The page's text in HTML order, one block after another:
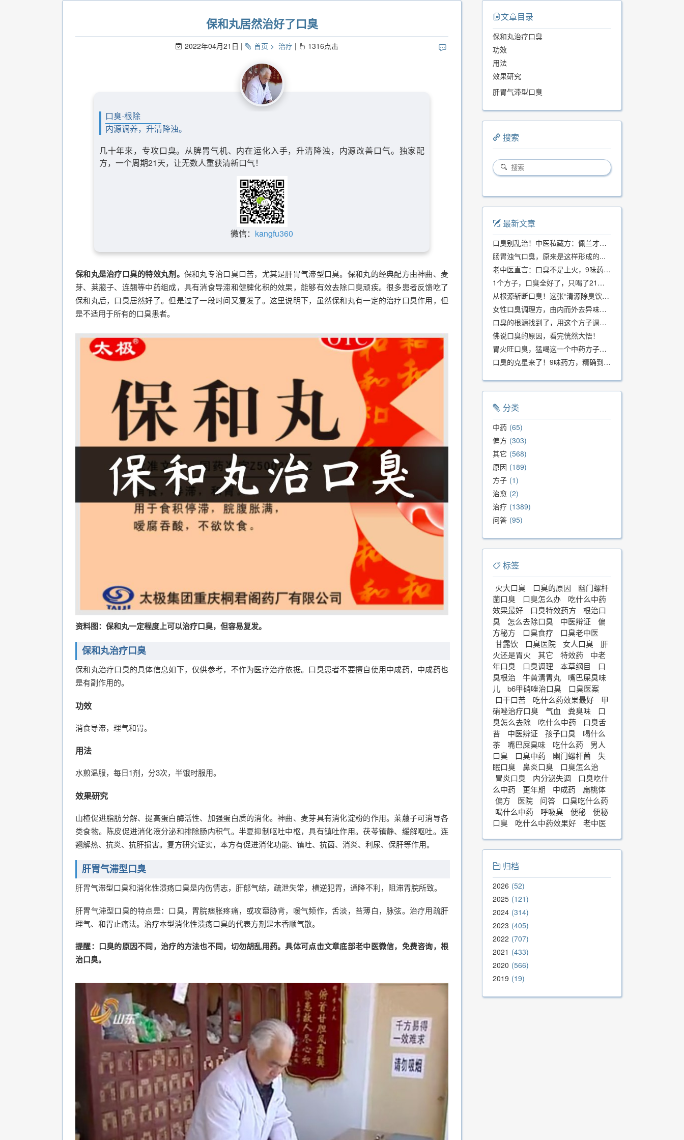
保和丸居然治好了口臭
2022年04月21日 首页 治疗 1316点击
口臭·根除
内源调养，升清降浊。
几十年来，专攻口臭。从脾胃气机、内在运化入手，升清降浊，内源改善口气。独家配
方，一个周期21天，让无数人重获清新口气！
微信： kangfu360
保和丸是治疗口臭的特效丸剂。 保和丸专治口臭口苦，尤其是肝胃气滞型口臭。保和丸的经典配方由神曲、麦
芽、莱菔子、连翘等中药组成，具有消食导滞和健脾化积的效果，能够有效去除口臭顽疾。很多患者反馈吃了
保和丸后，口臭居然好了。但是过了一段时间又复发了。这里说明下，虽然保和丸有一定的治疗口臭作用，但
是不适用于所有的口臭患者。
资料图：保和丸一定程度上可以治疗口臭，但容易复发。
保和丸治疗口臭
保和丸治疗口臭的具体信息如下，仅供参考，不作为医疗治疗依据。口臭患者不要擅自使用中成药，中成药也
是有副作用的。
功效
消食导滞，理气和胃。
用法
水煎温服，每日1剂，分3次，半饿时服用。
效果研究
山楂促进脂肪分解、提高蛋白酶活性、加强蛋白质的消化。神曲、麦芽具有消化淀粉的作用。莱菔子可消导各
类食物。陈皮促进消化液分泌和排除肠内积气。半夏抑制呕吐中枢，具有镇吐作用。茯苓镇静、缓解呕吐。连
翘解热、抗炎、抗肝损害。复方研究证实，本方有促进消化功能、镇吐、抗菌、消炎、利尿、保肝等作用。
肝胃气滞型口臭
肝胃气滞型口臭和消化性溃疡口臭是内伤情志，肝郁气结，疏泄失常，横逆犯胃，通降不利，阻滞胃脘所致。
肝胃气滞型口臭的特点是：口臭，胃脘痞胀疼痛，或攻窜胁背，嗳气频作，舌淡，苔薄白，脉弦。治疗用疏肝
理气、和胃止痛法。治疗本型消化性溃疡口臭的代表方剂是木香顺气散。
提醒：口臭的原因不同，治疗的方法也不同，切勿胡乱用药。具体可点击文章底部老中医微信，免费咨询，根
治口臭。
文章目录
保和丸治疗口臭
功效
用法
效果研究
肝胃气滞型口臭
搜索
最新文章
口臭别乱治！中医私藏方：佩兰才是口气克星，喝一周就清爽
肠胃浊气口臭，原来是这样形成的...
老中医直言：口臭不是上火，9味药食同源方，21天根除不反复
1个方子，口臭全好了，只喝了21天！
从根源斩断口臭！这张“清源除臭饮”方子，我用了几十年，效果真不错
女性口臭调理方，由内而外去异味，女性体质专用！
口臭的根源找到了，用这个方子调理，21天口吐芬芳！
佛说口臭的原因，看完恍然大悟！
胃火旺口臭，猛喝这一个中药方子就好了！
口臭的克星来了！9味药方，精确到克、药食同源、安全有效，速看！
分类
中药 65
偏方 303
其它 568
原因 189
方子 1
治愈 2
治疗 1389
问答 95
标签
火大口臭 口臭的原因
幽门螺杆
菌口臭
口臭怎么办
吃什么中药
效果最好
口臭特效药方
根治口
臭
怎么去除口臭 中医辩证
偏
方秘方
口臭食疗
口臭老中医
甘露饮
口臭医院 女人口臭
肝
火还是胃火
其它 特效药
中老
年口臭
口臭调理 本草纲目
口
臭根治
牛黄清胃丸
嘴巴屎臭味
儿
b6甲硝唑治口臭
口臭医案
口干口苦
吃什么药效果最好
甲
硝唑治疗口臭
气血 粪臭味
口
臭怎么去除
吃什么中药
口臭舌
苔
中医辨证 孩子口臭
喝什么
茶
嘴巴屎臭味 吃什么药
男人
口臭
口臭中药 幽门螺杆菌
失
眠口臭
鼻炎口臭
口臭怎么治
胃炎口臭
内分泌失调
口臭吃什
么中药
更年期 中成药
扁桃体
偏方
医院 问答
口臭吃什么药
喝什么中药
呼吸臭 便秘
便秘
口臭
吃什么中药效果好 老中医
归档
2026 52
2025 121
2024 314
2023 405
2022 707
2021
433
2020 566
2019 19